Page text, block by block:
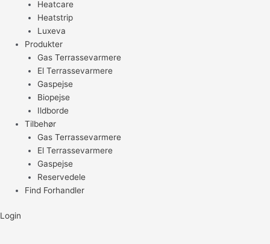
Heatcare
Heatstrip
Luxeva
Produkter
Gas Terrassevarmere
El Terrassevarmere
Gaspejse
Biopejse
Ildborde
Tilbehør
Gas Terrassevarmere
El Terrassevarmere
Gaspejse
Reservedele
Find Forhandler
Login